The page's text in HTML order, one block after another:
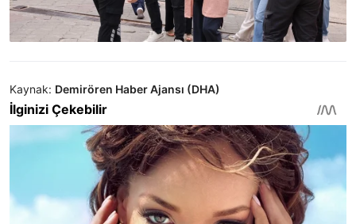
Kaynak: Demirören Haber Ajansı (DHA)